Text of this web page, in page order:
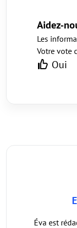
Aidez-
Les
Votre vote
Oui
Éva est